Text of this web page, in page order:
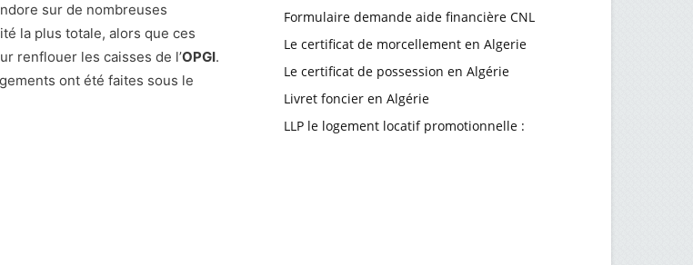
sur de nombreuses
la plus totale, alors que ces
renflouer les caisses de l’OPGI.
ont été faites sous le
Formulaire demande aide financière CNL
Le certificat de morcellement en Algerie
Le certificat de possession en Algérie
Livret foncier en Algérie
LLP le logement locatif promotionnelle :